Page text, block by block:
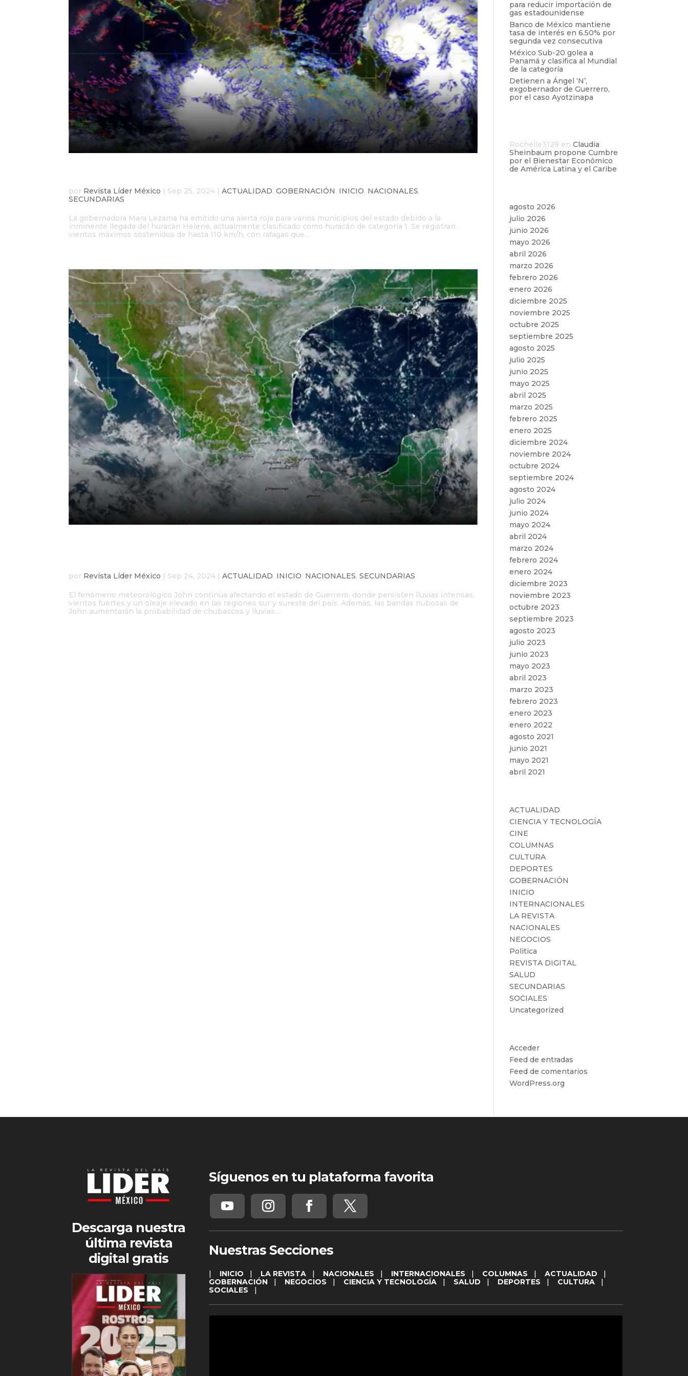
por Revista Líder México | Sep 25, 2024 |ACTUALIDAD,GOBERNACIÓN, INICIO, NACIONALES,
SECUNDARIAS
La gobernadora Mara Lezama ha emitido una alerta roja para varios municipios del estado debido a la
inminente llegada del huracán Helene, actualmente clasificado como huracán de categoría 1. Se registran
vientos máximos sostenidos de hasta 110 km/h, con ráfagas que...
por Revista Líder México | Sep 24, 2024 |ACTUALIDAD, INICIO, NACIONALES,SECUNDARIAS
El fenómeno meteorológico John continúa afectando el estado de Guerrero, donde persisten lluvias intensas,
vientos fuertes y un oleaje elevado en las regiones sur y sureste del país. Además, las bandas nubosas de
John aumentarán la probabilidad de chubascos y lluvias...
para reducir importación de
gas estadounidense
Banco de México mantiene
tasa de interés en 6.50% por
segunda vez consecutiva
México Sub-20 golea a
Panamá y clasifica al Mundial
de la categoría
Detienen a Ángel ‘N’,
exgobernador de Guerrero,
por el caso Ayotzinapa
Rochelle3129 en Claudia
Sheinbaum propone Cumbre
por el Bienestar Económico
de América Latina y el Caribe
agosto 2026
julio 2026
junio 2026
mayo 2026
abril 2026
marzo 2026
febrero 2026
enero 2026
diciembre 2025
noviembre 2025
octubre 2025
septiembre 2025
agosto 2025
julio 2025
junio 2025
mayo 2025
abril 2025
marzo 2025
febrero 2025
enero 2025
diciembre 2024
noviembre 2024
octubre 2024
septiembre 2024
agosto 2024
julio 2024
junio 2024
mayo 2024
abril 2024
marzo 2024
febrero 2024
enero 2024
diciembre 2023
noviembre 2023
octubre 2023
septiembre 2023
agosto 2023
julio 2023
junio 2023
mayo 2023
abril 2023
marzo 2023
febrero 2023
enero 2023
enero 2022
agosto 2021
junio 2021
mayo 2021
abril 2021
ACTUALIDAD
CIENCIA Y TECNOLOGÍA
CINE
COLUMNAS
CULTURA
DEPORTES
GOBERNACIÓN
INICIO
INTERNACIONALES
LA REVISTA
NACIONALES
NEGOCIOS
Politica
REVISTA DIGITAL
SALUD
SECUNDARIAS
SOCIALES
Uncategorized
Acceder
Feed de entradas
Feed de comentarios
WordPress.org
Descarga nuestra
última revista
digital gratis
Síguenos en tu plataforma favorita
Nuestras Secciones
INICIO LA REVISTA| NACIONALES INTERNACIONALES COLUMNAS ACTUALIDAD
GOBERNACIÓN
NEGOCIOS CIENCIA Y TECNOLOGÍA| SALUD DEPORTES CULTURA|
SOCIALES